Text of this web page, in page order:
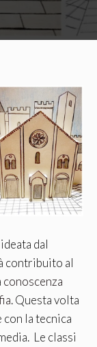
dal
contribuito al
conoscenza
. Questa volta
la tecnica
Le classi